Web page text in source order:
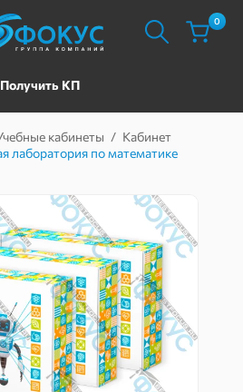
Получить КП
0
кабинеты / Кабинет
лаборатория по математике